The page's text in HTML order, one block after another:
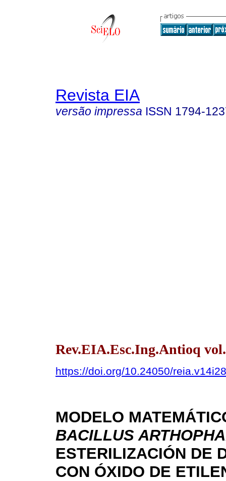
Revista EIA
versão impressa ISSN 1794-
Rev.EIA.Esc.Ing.Antioq
https://doi.org/10.24050/
MODELO
BACILLUS
ESTERILIZACIÓN DE
CON ÓXIDO DE